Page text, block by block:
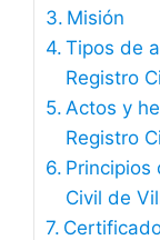
Misión
Tipos de
Registro
Actos y
Registro
Principios
Civil de